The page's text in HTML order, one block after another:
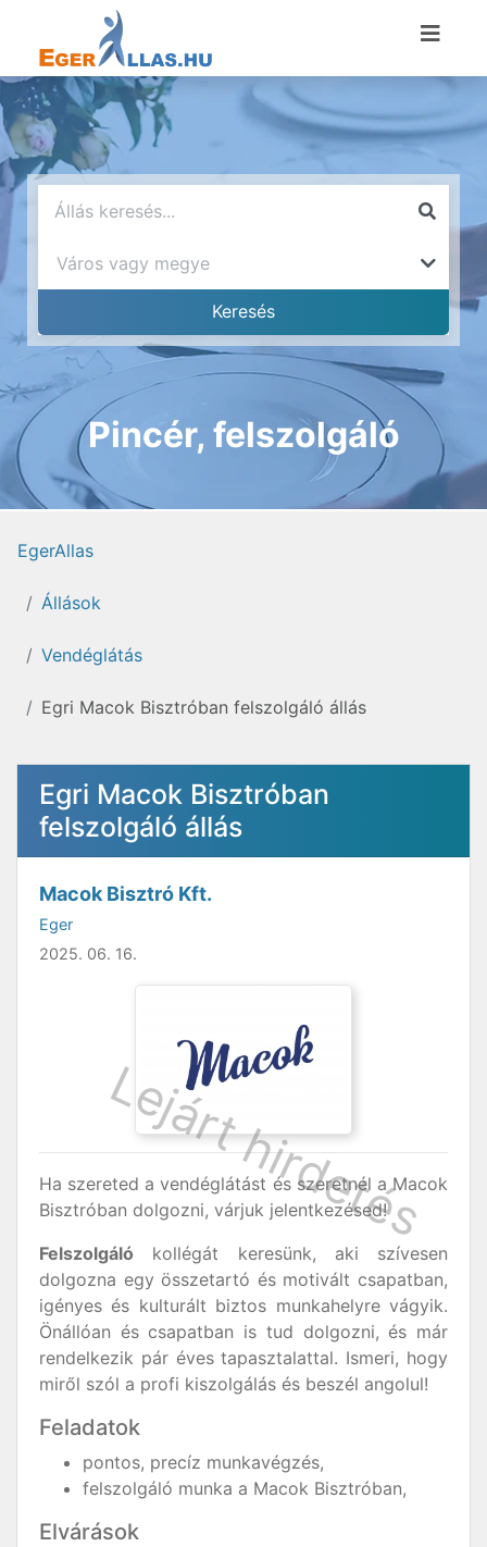
Pincér, felszolgáló
EgerAllas
Állások
Vendéglátás
Egri Macok Bisztróban felszolgáló állás
Egri Macok Bisztróban
felszolgáló állás
Macok Bisztró Kft.
Eger
2025. 06. 16.
Ha szereted a vendéglátást és szeretnél a Macok
Bisztróban dolgozni, várjuk jelentkezésed!
Felszolgáló kollégát keresünk, aki szívesen
dolgozna egy összetartó és motivált csapatban,
igényes és kulturált biztos munkahelyre vágyik.
Önállóan és csapatban is tud dolgozni, és már
rendelkezik pár éves tapasztalattal. Ismeri, hogy
miről szól a profi kiszolgálás és beszél angolul!
Feladatok
pontos, precíz munkavégzés,
felszolgáló munka a Macok Bisztróban,
Elvárások